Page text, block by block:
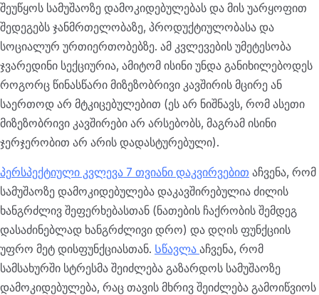
შეუწყოს სამუშაოზე დამოკიდებულებას და მის უარყოფით
შედეგებს ჯანმრთელობაზე, პროდუქტიულობასა და
სოციალურ ურთიერთობებზე. ამ კვლევების უმეტესობა
ჯვარედინი სექციურია, ამიტომ ისინი უნდა განიხილებოდეს
როგორც წინასწარი მიზეზობრივი კავშირის მცირე ან
საერთოდ არ მტკიცებულებით (ეს არ ნიშნავს, რომ ასეთი
მიზეზობრივი კავშირები არ არსებობს, მაგრამ ისინი
ჯერჯერობით არ არის დადასტურებული).
პერსპექტიული კვლევა 7 თვიანი დაკვირვებით აჩვენა, რომ
სამუშაოზე დამოკიდებულება დაკავშირებულია ძილის
ხანგრძლივ შეფერხებასთან (ნათების ჩაქრობის შემდეგ
დასაძინებლად ხანგრძლივი დრო) და დღის ფუნქციის
უფრო მეტ დისფუნქციასთან. Სწავლა აჩვენა, რომ
სამსახურში სტრესმა შეიძლება გაზარდოს სამუშაოზე
დამოკიდებულება, რაც თავის მხრივ შეიძლება გამოიწვიოს